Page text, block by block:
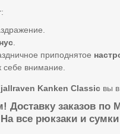
:
.
приподнятое
себе внимание.
Kanken Classic вы в
Доставку заказов по
На все рюкзаки и